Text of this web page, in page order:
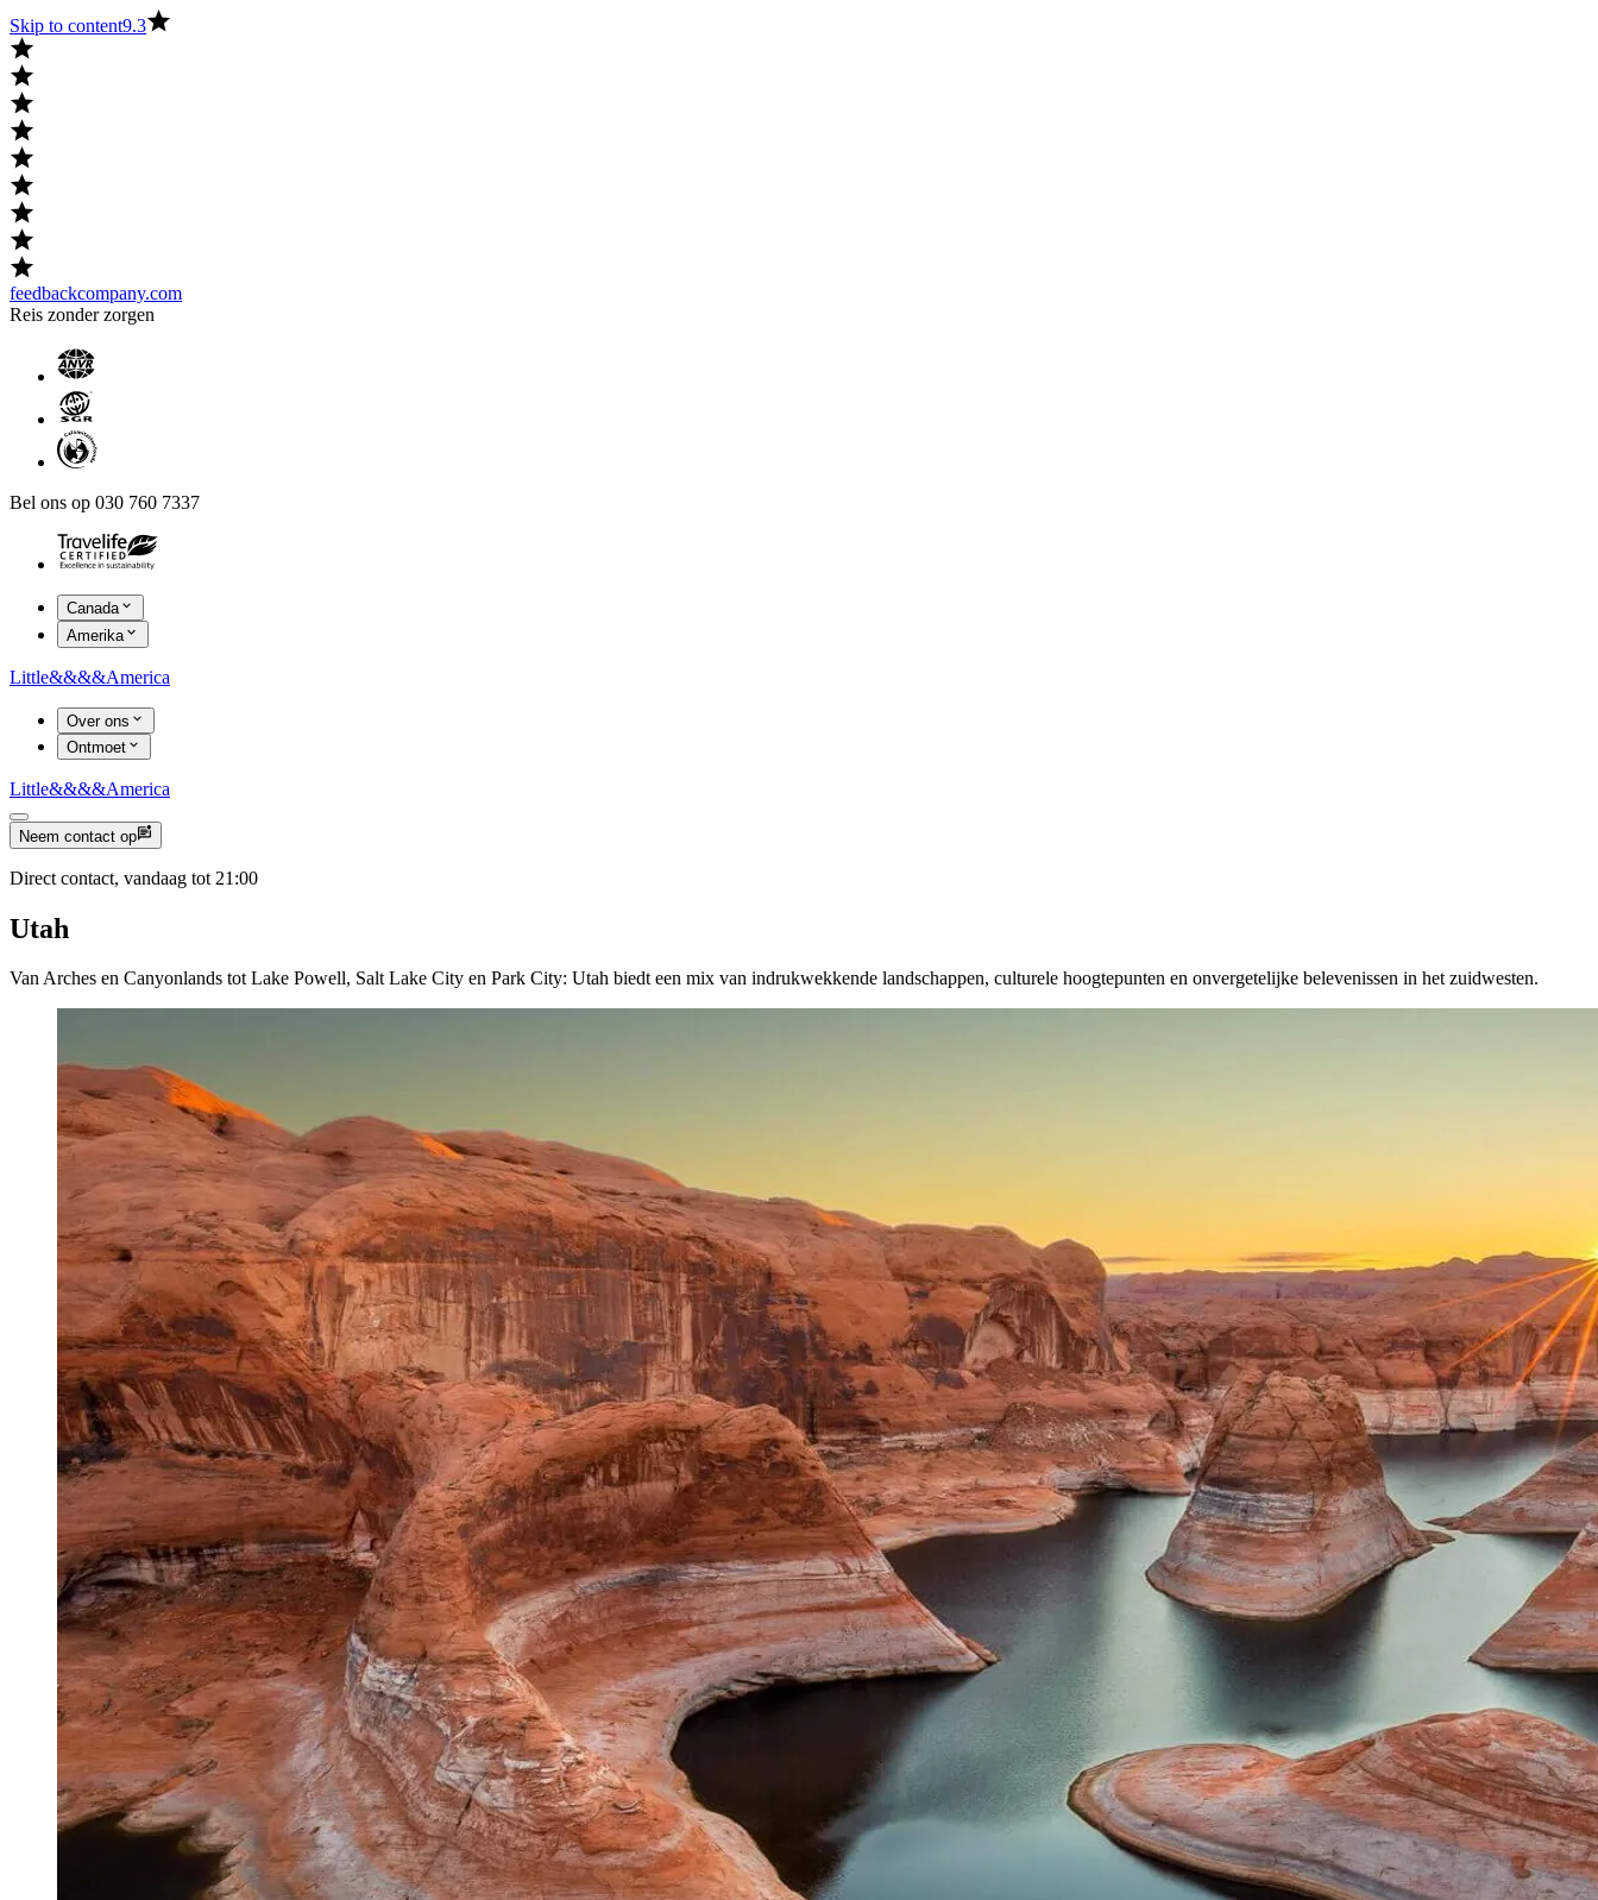
Skip to content9.3
feedbackcompany.com
Reis zonder zorgen
Bel ons op 030 760 7337
Canada
Amerika
Little&&&&America
Over ons
Ontmoet
Little&&&&America
Neem contact op
Direct contact, vandaag tot 21:00
Utah
Van Arches en Canyonlands tot Lake Powell, Salt Lake City en Park City: Utah biedt een mix van indrukwekkende landschappen, culturele hoogtepunten en onvergetelijke belevenissen in het zuidwesten.